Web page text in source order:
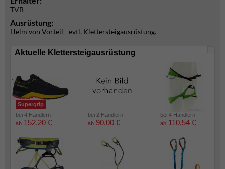
TVB
Ausrüstung:
Helm von Vorteil - evtl. Klettersteigausrüstung.
i
Aktuelle Klettersteigausrüstung
Supergrip
bei 4 Händlern
ab 152,20 €
bei 2 Händlern
ab 90,00 €
bei 4 Händlern
ab 110,54 €